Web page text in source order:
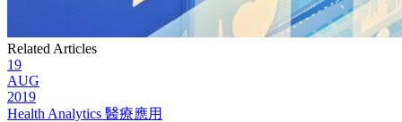
Related Articles
19
AUG
2019
Health Analytics 醫療應用